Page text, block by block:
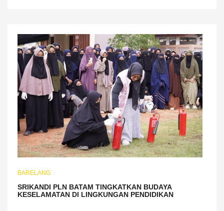
BARELANG
SRIKANDI PLN BATAM TINGKATKAN BUDAYA
KESELAMATAN DI LINGKUNGAN PENDIDIKAN